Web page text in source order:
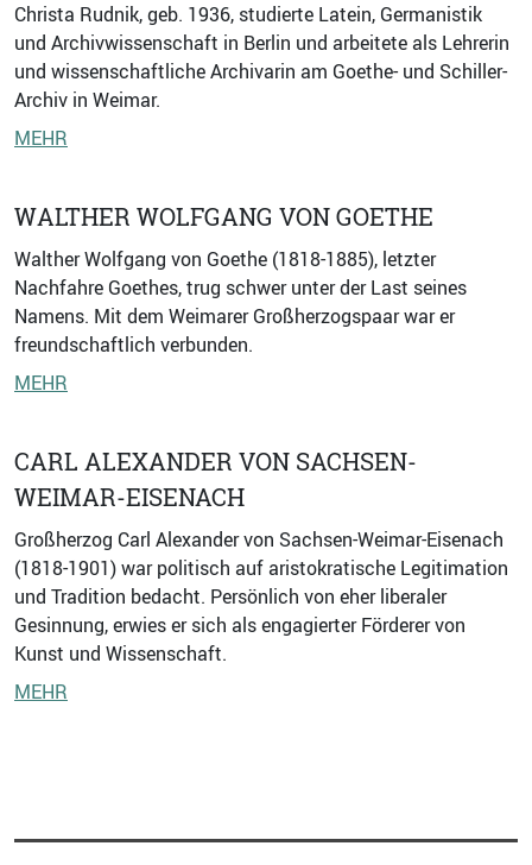
Christa Rudnik, geb. 1936, studierte Latein, Germanistik
und Archivwissenschaft in Berlin und arbeitete als Lehrerin
und wissenschaftliche Archivarin am Goethe- und Schiller-
Archiv in Weimar.
MEHR
WALTHER WOLFGANG VON GOETHE
Walther Wolfgang von Goethe (1818-1885), letzter
Nachfahre Goethes, trug schwer unter der Last seines
Namens. Mit dem Weimarer Großherzogspaar war er
freundschaftlich verbunden.
MEHR
CARL ALEXANDER VON SACHSEN-
WEIMAR-EISENACH
Großherzog Carl Alexander von Sachsen-Weimar-Eisenach
(1818-1901) war politisch auf aristokratische Legitimation
und Tradition bedacht. Persönlich von eher liberaler
Gesinnung, erwies er sich als engagierter Förderer von
Kunst und Wissenschaft.
MEHR